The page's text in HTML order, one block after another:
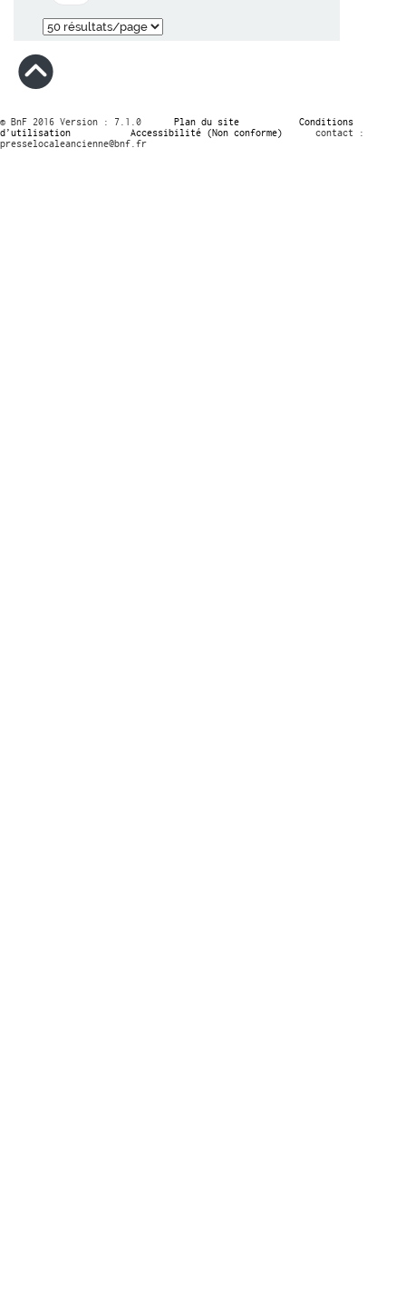
© BnF 2016 Version : 7.1.0 Plan du site
Conditions
d’utilisation
Accessibilité (Non conforme)
contact :
presselocaleancienne@bnf.fr